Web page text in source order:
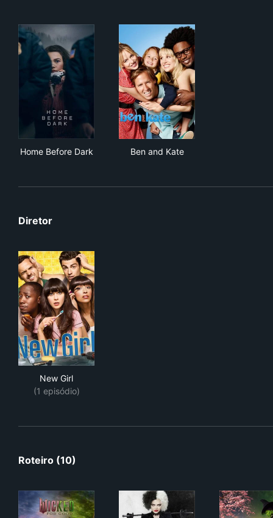
Home Before Dark Ben and Kate
Diretor
New Girl
(1 episódio)
Roteiro (10)